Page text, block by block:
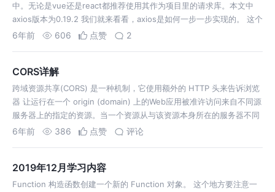
中。无论是vue还是react都推荐使用其作为项目里的请求库。本文中
axios版本为0.19.2 我们就来看看，axios是如何一步一步实现的。 这个
ajax满足了基本的请求功能，支持P…
6年前 606 点赞 2
CORS详解
跨域资源共享(CORS) 是一种机制，它使用额外的 HTTP 头来告诉浏览
器 让运行在一个 origin (domain) 上的Web应用被准许访问来自不同源
服务器上的指定的资源。当一个资源从与该资源本身所在的服务器不同
的域、协议或端口请求一个资源时，资源会发起一个跨域 HTT…
6年前 386 点赞 评论
2019年12月学习内容
Function 构造函数创建一个新的 Function 对象。 这个地方要注意一